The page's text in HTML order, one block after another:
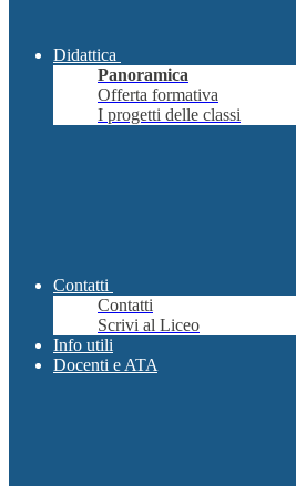
Didattica
Panoramica
Offerta formativa
I progetti delle classi
Contatti
Contatti
Scrivi al Liceo
Info utili
Docenti e ATA